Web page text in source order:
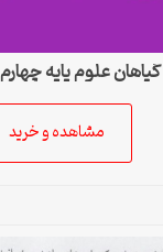
طرح درس روزانه درس 12 گیاهان علوم پایه چهارم
مشاهده و خرید